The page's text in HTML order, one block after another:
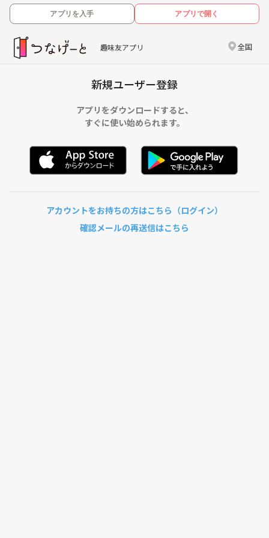
アプリを入手 アプリで開く
趣味友アプリ 全国
新規ユーザー登録
アプリをダウンロードすると、
すぐに使い始められます。
アカウントをお持ちの方はこちら（ログイン）
確認メールの再送信はこちら